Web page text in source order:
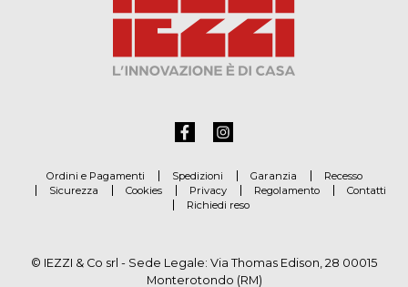
Ordini e Pagamenti Spedizioni Garanzia
Recesso
Sicurezza
Cookies Privacy Regolamento
Contatti
Richiedi reso
© IEZZI & Co srl - Sede Legale: Via Thomas Edison, 28 00015
Monterotondo (RM)